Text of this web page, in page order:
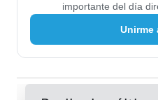
importante del día
Unirme